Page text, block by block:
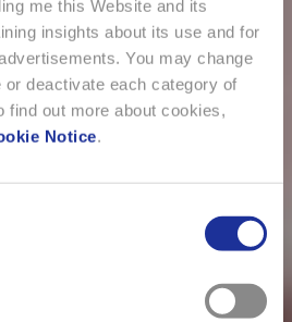
me this Website and its
insights about its use and for
You may change
deactivate each category of
find out more about cookies,
Notice.